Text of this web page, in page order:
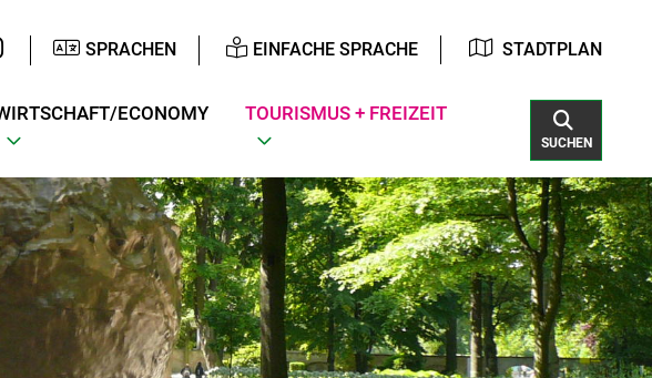
SPRACHEN EINFACHE SPRACHE STADTPLAN
ECONOMY TOURISMUS + FREIZEIT
SUCHEN